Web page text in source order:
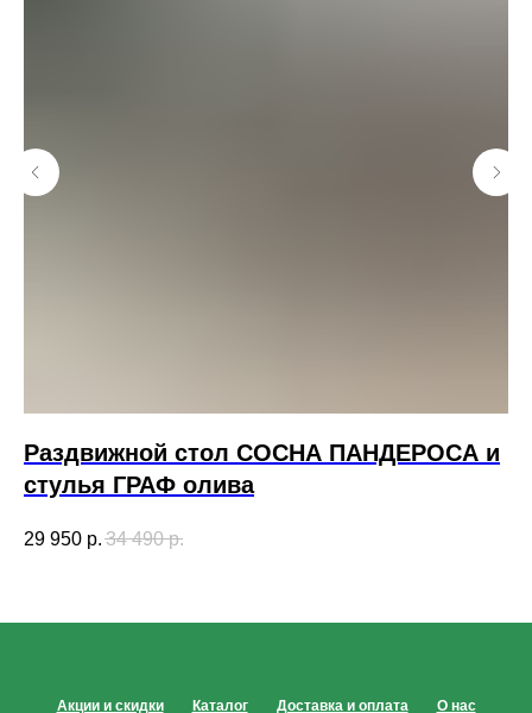
Раздвижной стол СОСНА ПАНДЕРОСА и
стулья ГРАФ олива
29 950 р. 34 490 р.
Акции и скидки Каталог Доставка и оплата О нас